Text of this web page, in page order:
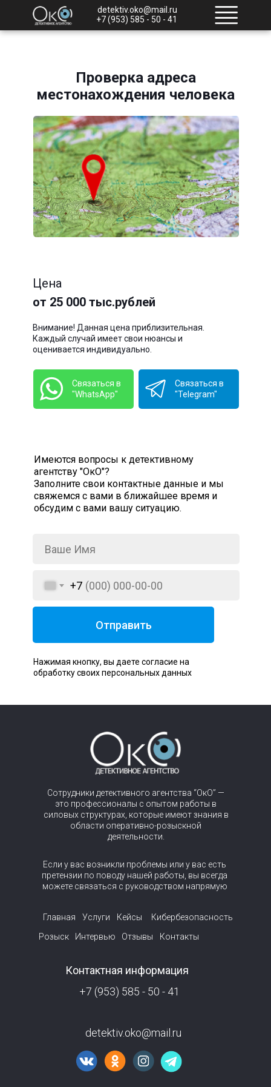
detektiv.oko@mail.ru
+7 (953) 585 - 50 - 41
Проверка адреса
местонахождения человека
Цена
от 25 000 тыс.рублей
Внимание! Данная цена приблизительная.
Каждый случай имеет свои нюансы и
оценивается индивидуально.
Связаться в
"WhatsApp"
Связаться в
"Telegram"
Имеются вопросы к детективному
агентству "ОкО"?
Заполните свои контактные данные и мы
свяжемся с вами в ближайшее время и
обсудим с вами вашу ситуацию.
+7
Отправить
Нажимая кнопку, вы даете согласие на
обработку своих персональных данных
Главная Услуги Кейсы
Кибербезопасность
Интервью
Отзывы Контакты
Розыск
detektiv.oko@mail.ru
+7 (953) 585 - 50 - 41
Сотрудники детективного агентства “ОкО” —
это профессионалы с опытом работы в
силовых структурах, которые имеют знания в
области оперативно-розыскной
деятельности.
Контактная информация
Если у вас возникли проблемы или у вас есть
претензии по поводу нашей работы, вы всегда
можете связаться с руководством напрямую